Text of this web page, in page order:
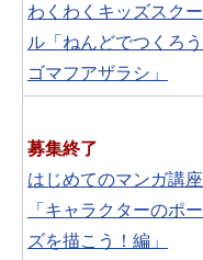
わくわくキッズスクー
ル「ねんどでつくろう
ゴマフアザラシ」
募集終了
はじめてのマンガ講座
「キャラクターのポー
ズを描こう！編」